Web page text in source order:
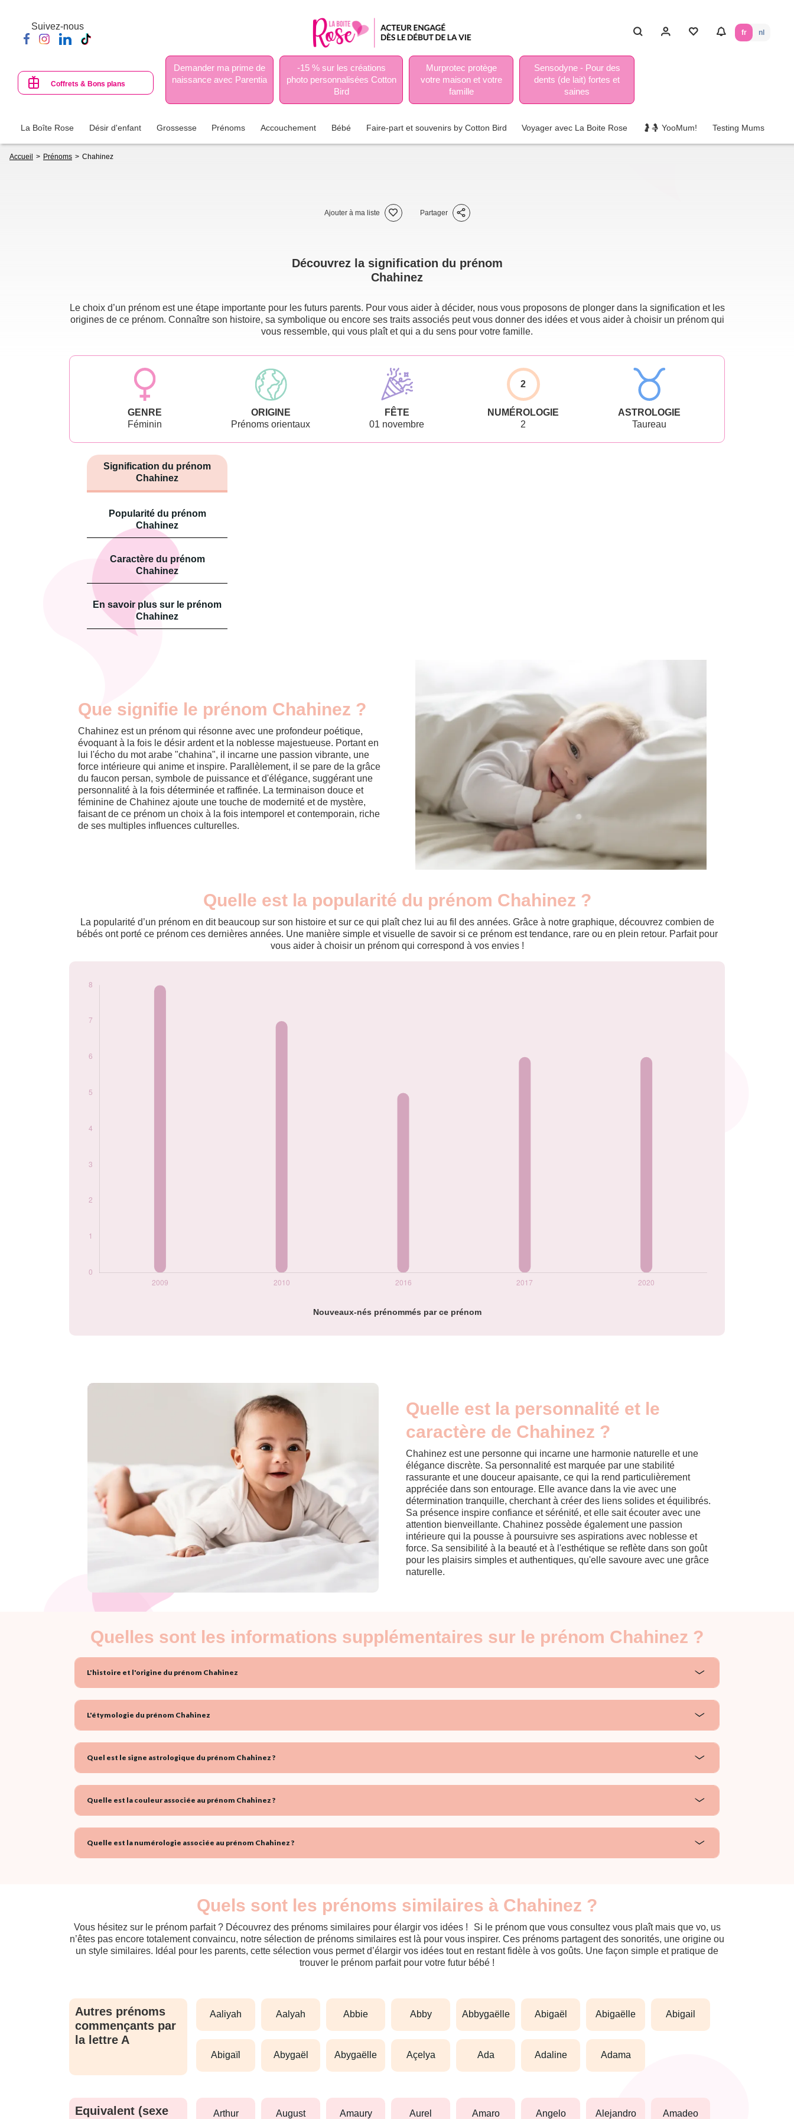
contenu
principal
Suivez-nous
fr nl
Coffrets & Bons plans
Demander ma prime de
naissance avec Parentia
-15 % sur les créations
photo personnalisées Cotton
Bird
Murprotec protège
votre maison et votre
famille
Sensodyne - Pour des
dents (de lait) fortes et
saines
La Boîte Rose Désir d'enfant Grossesse Prénoms Accouchement Bébé Faire-part et souvenirs by Cotton Bird Voyager avec La Boite Rose 🤰🤱 YooMum! Testing Mums
d'Ariane
Accueil Prénoms Chahinez
Ajouter à ma liste Partager
Découvrez la signification du prénom
Chahinez
Le choix d’un prénom est une étape importante pour les futurs parents. Pour vous aider à décider, nous vous proposons de plonger dans la signification et les
origines de ce prénom. Connaître son histoire, sa symbolique ou encore ses traits associés peut vous donner des idées et vous aider à choisir un prénom qui
vous ressemble, qui vous plaît et qui a du sens pour votre famille.
GENRE
Féminin
ORIGINE
Prénoms orientaux
FÊTE
01 novembre
2
NUMÉROLOGIE
2
ASTROLOGIE
Taureau
Signification du prénom
Chahinez
Popularité du prénom
Chahinez
Caractère du prénom
Chahinez
En savoir plus sur le prénom
Chahinez
Que signifie le prénom Chahinez ?
Chahinez est un prénom qui résonne avec une profondeur poétique,
évoquant à la fois le désir ardent et la noblesse majestueuse. Portant en
lui l'écho du mot arabe "chahina", il incarne une passion vibrante, une
force intérieure qui anime et inspire. Parallèlement, il se pare de la grâce
du faucon persan, symbole de puissance et d'élégance, suggérant une
personnalité à la fois déterminée et raffinée. La terminaison douce et
féminine de Chahinez ajoute une touche de modernité et de mystère,
faisant de ce prénom un choix à la fois intemporel et contemporain, riche
de ses multiples influences culturelles.
Quelle est la popularité du prénom Chahinez ?
La popularité d’un prénom en dit beaucoup sur son histoire et sur ce qui plaît chez lui au fil des années. Grâce à notre graphique, découvrez combien de
bébés ont porté ce prénom ces dernières années. Une manière simple et visuelle de savoir si ce prénom est tendance, rare ou en plein retour. Parfait pour
vous aider à choisir un prénom qui correspond à vos envies !
Nouveaux-nés prénommés par ce prénom
2009
8
2010
7
Quelle est la personnalité et le
caractère de Chahinez ?
Chahinez est une personne qui incarne une harmonie naturelle et une
élégance discrète. Sa personnalité est marquée par une stabilité
rassurante et une douceur apaisante, ce qui la rend particulièrement
appréciée dans son entourage. Elle avance dans la vie avec une
détermination tranquille, cherchant à créer des liens solides et équilibrés.
Sa présence inspire confiance et sérénité, et elle sait écouter avec une
attention bienveillante. Chahinez possède également une passion
intérieure qui la pousse à poursuivre ses aspirations avec noblesse et
force. Sa sensibilité à la beauté et à l'esthétique se reflète dans son goût
pour les plaisirs simples et authentiques, qu'elle savoure avec une grâce
naturelle.
Quelles sont les informations supplémentaires sur le prénom Chahinez ?
L'histoire et l'origine du prénom Chahinez
L'étymologie du prénom Chahinez
Quel est le signe astrologique du prénom Chahinez ?
Quelle est la couleur associée au prénom Chahinez ?
Quelle est la numérologie associée au prénom Chahinez ?
Quels sont les prénoms similaires à Chahinez ?
Vous hésitez sur le prénom parfait ? Découvrez des prénoms similaires pour élargir vos idées ! Si le prénom que vous consultez vous plaît mais que vo, us
n’êtes pas encore totalement convaincu, notre sélection de prénoms similaires est là pour vous inspirer. Ces prénoms partagent des sonorités, une origine ou
un style similaires. Idéal pour les parents, cette sélection vous permet d’élargir vos idées tout en restant fidèle à vos goûts. Une façon simple et pratique de
trouver le prénom parfait pour votre futur bébé !
Autres prénoms
commençants par
la lettre A
aaliyah aalyah abbie abby abbygaëlle abigaël abigaëlle abigail
abigaïl abygaël abygaëlle açelya ada adaline adama
Equivalent (sexe
arthur august amaury aurel amaro angelo alejandro amadeo